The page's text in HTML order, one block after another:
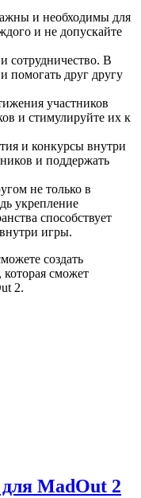
и необходимы для
и не допускайте
сотрудничество. В
помогать друг другу
участников
и стимулируйте их к
и конкурсы внутри
и поддержать
не только в
укрепление
способствует
игры.
создать
сможет
2.
MadOut 2